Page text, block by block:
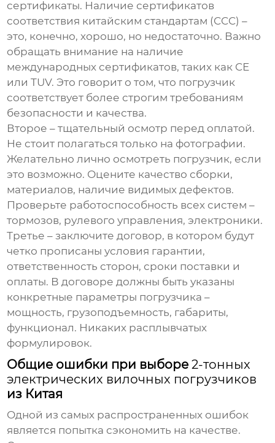
сертификаты. Наличие сертификатов
соответствия китайским стандартам (CCC) –
это, конечно, хорошо, но недостаточно. Важно
обращать внимание на наличие
международных сертификатов, таких как CE
или TUV. Это говорит о том, что погрузчик
соответствует более строгим требованиям
безопасности и качества.
Второе – тщательный осмотр перед оплатой.
Не стоит полагаться только на фотографии.
Желательно лично осмотреть погрузчик, если
это возможно. Оцените качество сборки,
материалов, наличие видимых дефектов.
Проверьте работоспособность всех систем –
тормозов, рулевого управления, электроники.
Третье – заключите договор, в котором будут
четко прописаны условия гарантии,
ответственность сторон, сроки поставки и
оплаты. В договоре должны быть указаны
конкретные параметры погрузчика –
мощность, грузоподъемность, габариты,
функционал. Никаких расплывчатых
формулировок.
Общие ошибки при выборе2-тонных
электрических вилочных погрузчиков
из Китая
Одной из самых распространенных ошибок
является попытка сэкономить на качестве.